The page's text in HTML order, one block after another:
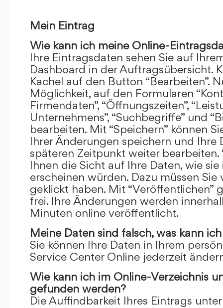
Mein Eintrag
Wie kann ich meine Online-
Ihre Eintragsdaten sehen Sie auf
Dashboard in der Auftragsübersicht.
Kachel auf den Button “Bearbeiten”.
Möglichkeit, auf den Formularen
Firmendaten”, “Öffnungszeiten”,
Unternehmens”, “Suchbegriffe” und
bearbeiten. Mit “Speichern” können
Ihrer Änderungen speichern und Ihre
späteren Zeitpunkt weiter bearbeiten.
Ihnen die Sicht auf Ihre Daten, wie
erscheinen würden. Dazu müssen Sie
geklickt haben. Mit “Veröffentlichen”
frei. Ihre Änderungen werden
Minuten online veröffentlicht.
Meine Daten sind falsch, was kann
Sie können Ihre Daten in Ihrem
Service Center Online jederzeit
Wie kann ich im Online-Verzeichnis
gefunden werden?
Die Auffindbarkeit Ihres Eintrags